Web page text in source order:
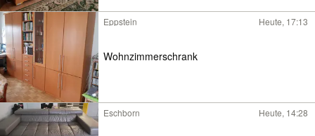
Eppstein Heute, 17:13
Wohnzimmerschrank
Eschborn Heute, 14:28